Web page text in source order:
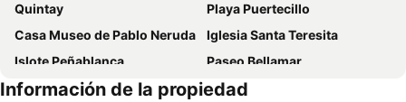
Quintay
Playa Puertecillo
Casa Museo de Pablo Neruda
Iglesia Santa Teresita
Islote Peñablanca
Paseo Bellamar
Información de la propiedad